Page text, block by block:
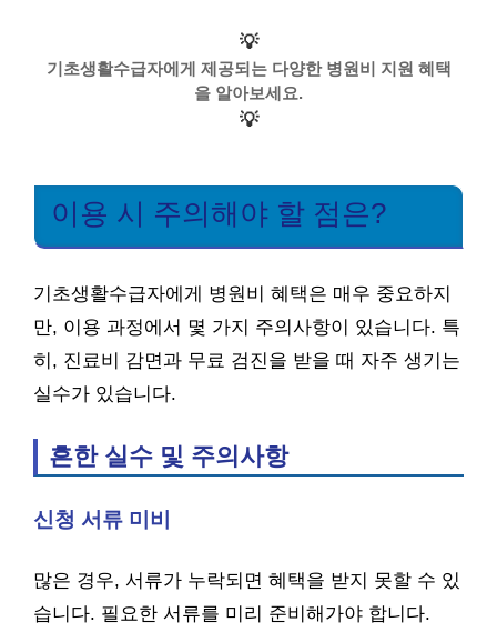
💡
기초생활수급자에게 제공되는 다양한 병원비 지원 혜택
을 알아보세요.
💡
이용 시 주의해야 할 점은?
기초생활수급자에게 병원비 혜택은 매우 중요하지
만, 이용 과정에서 몇 가지 주의사항이 있습니다. 특
히, 진료비 감면과 무료 검진을 받을 때 자주 생기는
실수가 있습니다.
흔한 실수 및 주의사항
신청 서류 미비
많은 경우, 서류가 누락되면 혜택을 받지 못할 수 있
습니다. 필요한 서류를 미리 준비해가야 합니다.